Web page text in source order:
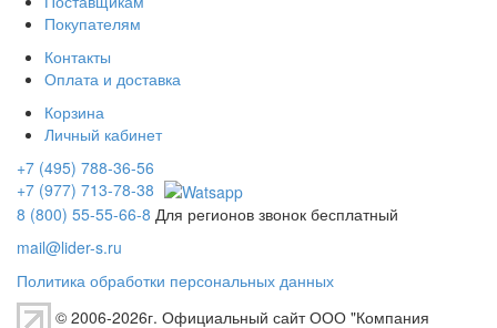
Покупателям
Контакты
Оплата и доставка
Корзина
Личный кабинет
+7 (495) 788-36-56
+7 (977) 713-78-38
8 (800) 55-55-66-8 Для регионов звонок бесплатный
mail@lider-s.ru
Политика обработки персональных данных
© 2006-2026г. Официальный сайт ООО "Компания